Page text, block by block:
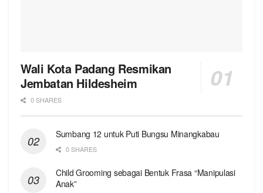
Wali Kota Padang Resmikan
Jembatan Hildesheim
0 SHARES
Sumbang 12 untuk Puti Bungsu Minangkabau
0 SHARES
Child Grooming sebagai Bentuk Frasa “Manipulasi
Anak”